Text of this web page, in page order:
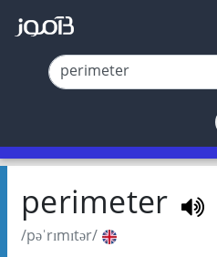
perimeter
/pəˈrɪmɪtər/